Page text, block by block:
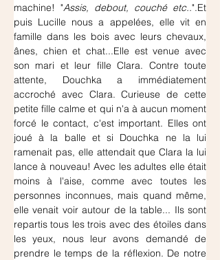
machine! "Assis, debout, couché etc..".Et
puis Lucille nous a appelées, elle vit en
famille dans les bois avec leurs chevaux,
ânes, chien et chat...Elle est venue avec
son mari et leur fille Clara. Contre toute
attente, Douchka a immédiatement
accroché avec Clara. Curieuse de cette
petite fille calme et qui n'a à aucun moment
forcé le contact, c'est important. Elles ont
joué à la balle et si Douchka ne la lui
ramenait pas, elle attendait que Clara la lui
lance à nouveau! Avec les adultes elle était
moins à l'aise, comme avec toutes les
personnes inconnues, mais quand même,
elle venait voir autour de la table... Ils sont
repartis tous les trois avec des étoiles dans
les yeux, nous leur avons demandé de
prendre le temps de la réflexion. De notre